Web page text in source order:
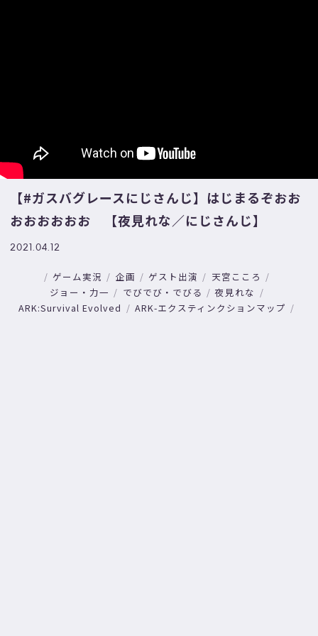
【#ガスバグレースにじさんじ​​​】はじまるぞおお
おおおおおお 【夜見れな／にじさんじ】
2021.04.12
ゲーム実況 企画 ゲスト出演
天宮こころ
ジョー・力一
でびでび・でびる
夜見れな
ARK:Survival Evolved
ARK-エクスティンクションマップ